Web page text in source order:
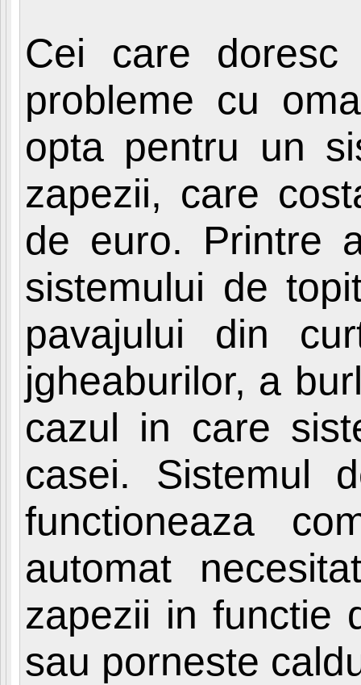
Cei care
probleme cu
opta pentru un
zapezii, care
de euro. Printre
sistemului de
pavajului din
jgheaburilor, a
cazul in care
casei. Sistemul
functioneaza
automat
zapezii in functie
sau porneste